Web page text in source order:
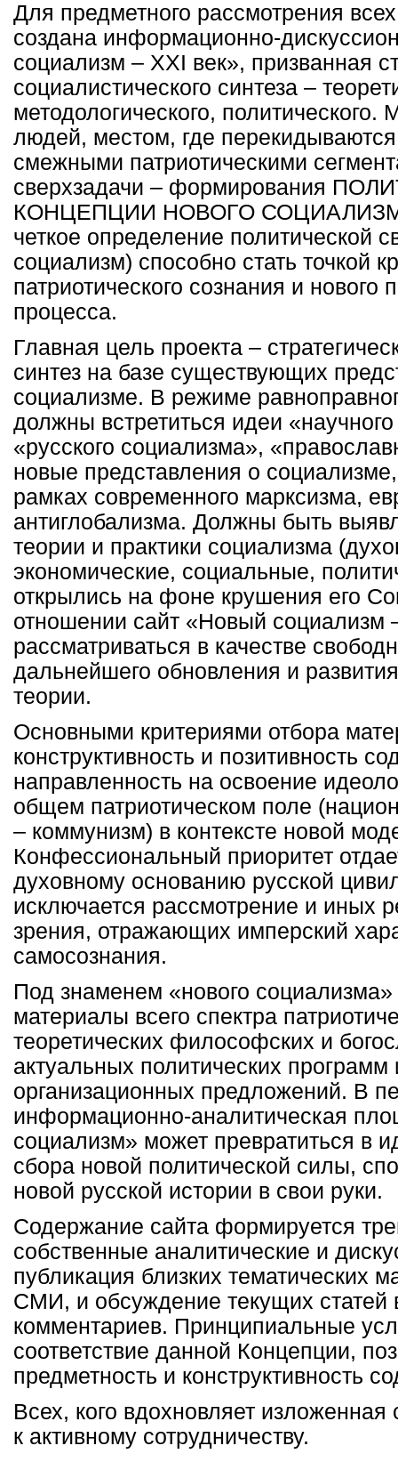
Для предметного рассмотрения
создана информационно-
социализм – XXI век», призванная
социалистического синтеза –
методологического,
людей, местом, где
смежными патриотическими
сверхзадачи – формирования
КОНЦЕПЦИИ НОВОГО
четкое определение политической
социализм) способно стать точкой
патриотического сознания и нового
процесса.
Главная цель проекта –
синтез на базе существующих
социализме. В режиме
должны встретиться идеи
«русского социализма»,
новые представления о
рамках современного марксизма,
антиглобализма. Должны быть
теории и практики социализма
экономические, социальные,
открылись на фоне крушения его
отношении сайт «Новый социализм
рассматриваться в качестве
дальнейшего обновления и
теории.
Основными критериями отбора
конструктивность и позитивность
направленность на освоение
общем патриотическом поле
– коммунизм) в контексте новой
Конфессиональный приоритет
духовному основанию русской
исключается рассмотрение и иных
зрения, отражающих имперский
самосознания.
Под знаменем «нового
материалы всего спектра
теоретических философских и
актуальных политических программ
организационных предложений. В
информационно-аналитическая
социализм» может превратиться в
сбора новой политической силы,
новой русской истории в свои руки.
Содержание сайта формируется
собственные аналитические и
публикация близких тематических
СМИ, и обсуждение текущих статей
комментариев. Принципиальные
соответствие данной Концепции,
предметность и конструктивность
Всех, кого вдохновляет изложенная
к активному сотрудничеству.